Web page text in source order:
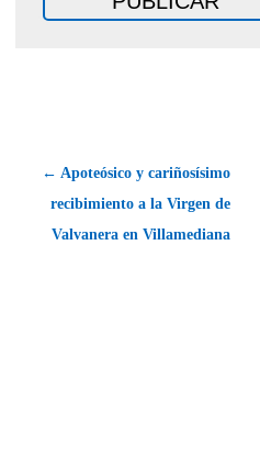
← Apoteósico y cariñosísimo
recibimiento a la Virgen de
Valvanera en Villamediana